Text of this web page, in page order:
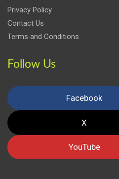
Privacy Policy
Contact Us
Terms and Conditions
Follow Us
Facebook
X
YouTube